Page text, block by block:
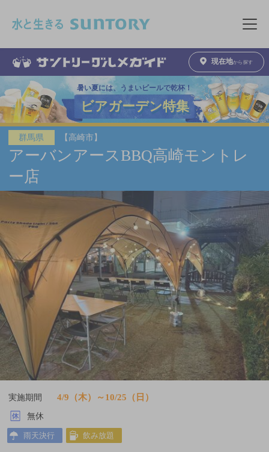
メニュ
現在地から探す
暑い夏には、うまいビールで乾杯！
ビアガーデン特集
群馬県
アーバンアースBBQ高崎モントレ
ー店
【高崎市】
実施期間 4/9（木）～10/25（日）
無休
雨天決行 飲み放題